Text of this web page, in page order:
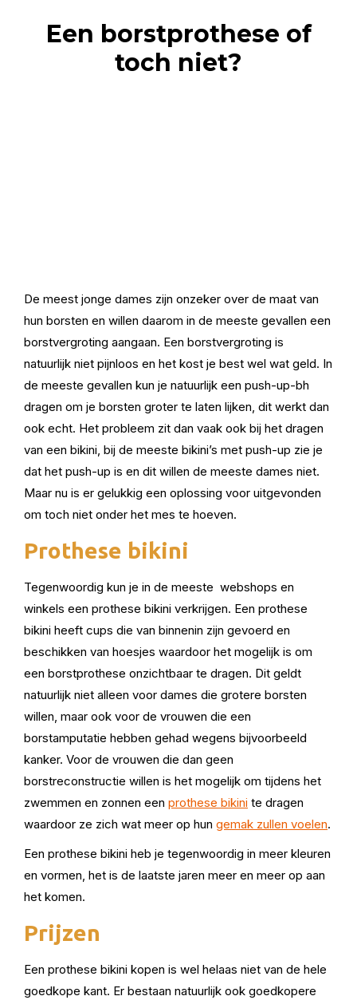
Een borstprothese of
toch niet?
De meest jonge dames zijn onzeker over de maat van
hun borsten en willen daarom in de meeste gevallen een
borstvergroting aangaan. Een borstvergroting is
natuurlijk niet pijnloos en het kost je best wel wat geld. In
de meeste gevallen kun je natuurlijk een push-up-bh
dragen om je borsten groter te laten lijken, dit werkt dan
ook echt. Het probleem zit dan vaak ook bij het dragen
van een bikini, bij de meeste bikini’s met push-up zie je
dat het push-up is en dit willen de meeste dames niet.
Maar nu is er gelukkig een oplossing voor uitgevonden
om toch niet onder het mes te hoeven.
Prothese bikini
Tegenwoordig kun je in de meeste webshops en
winkels een prothese bikini verkrijgen. Een prothese
bikini heeft cups die van binnenin zijn gevoerd en
beschikken van hoesjes waardoor het mogelijk is om
een borstprothese onzichtbaar te dragen. Dit geldt
natuurlijk niet alleen voor dames die grotere borsten
willen, maar ook voor de vrouwen die een
borstamputatie hebben gehad wegens bijvoorbeeld
kanker. Voor de vrouwen die dan geen
borstreconstructie willen is het mogelijk om tijdens het
zwemmen en zonnen een prothese bikini te dragen
waardoor ze zich wat meer op hun gemak zullen voelen.
Een prothese bikini heb je tegenwoordig in meer kleuren
en vormen, het is de laatste jaren meer en meer op aan
het komen.
Prijzen
Een prothese bikini kopen is wel helaas niet van de hele
goedkope kant. Er bestaan natuurlijk ook goedkopere